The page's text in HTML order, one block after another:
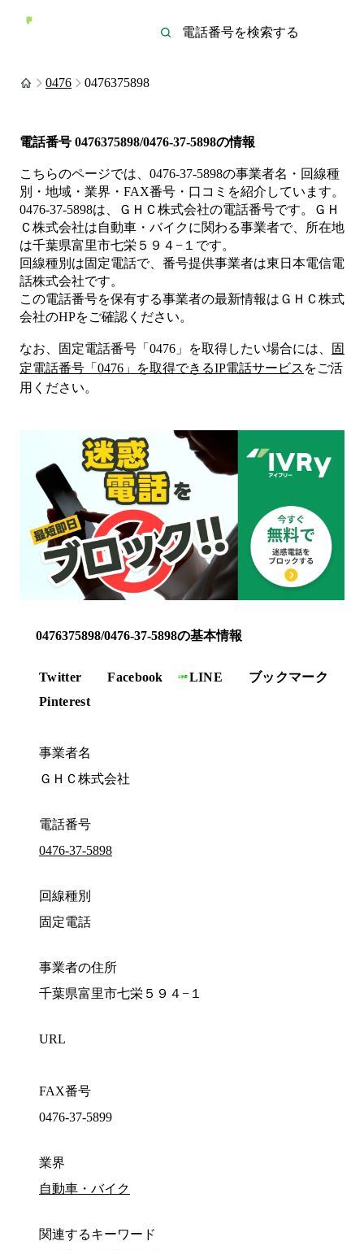
0476 0476375898
電話番号 0476375898/0476-37-5898の情報
こちらのページでは、 0476-37-5898の事業者名・回線種
別・地域・業界・FAX番号・口コミを紹介しています。
0476-37-5898は、 ＧＨＣ株式会社の電話番号です。
ＧＨ
Ｃ株式会社は自動車・バイクに関わる事業者で、所在地
は千葉県富里市七栄５９４−１ です。
回線種別は固定電話で、番号提供事業者は東日本電信電
話株式会社です。
この電話番号を保有する事業者の最新情報は ＧＨＣ株式
会社のHPをご確認ください。
なお、固定電話番号「 0476 」を取得したい場合には、
固
定電話番号「 0476 」を取得できるIP電話サービス をご活
用ください。
0476375898/0476-37-5898の基本情報
Twitter Facebook LINE
ブックマーク
Pinterest
事業者名
ＧＨＣ株式会社
電話番号
0476-37-5898
回線種別
固定電話
事業者の住所
千葉県富里市七栄５９４−１
URL
FAX番号
0476-37-5899
業界
自動車・バイク
関連するキーワード